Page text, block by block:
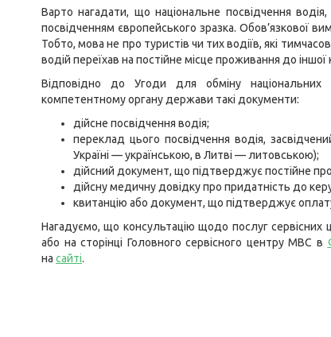
Варто нагадати, що національне посвідчення
посвідченням європейського зразка. Обов’язкової
Тобто, мова не про туристів чи тих водіїв, які
водій переїхав на постійне місце проживання до іншої
Відповідно до Угоди для обміну національних
компетентному органу держави такі документи:
дійсне посвідчення водія;
переклад цього посвідчення водія,
Україні — українською, в Литві — литовською);
дійсний документ, що підтверджує постійне
дійсну медичну довідку про придатність до
квитанцію або документ, що підтверджує
Нагадуємо, що консультацію щодо послуг
або на сторінці Головного сервісного центру МВС в
на сайті.